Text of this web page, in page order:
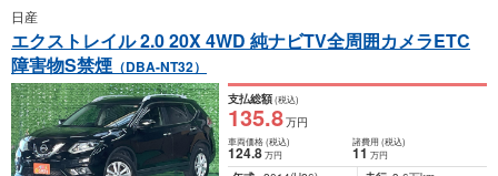
日産
エクストレイル 2.0 20X 4WD 純ナビTV全周囲カメラETC
障害物S禁煙 （DBA-NT32）
支払総額(税込)
135.8万円
車両価格(税込)
124.8万円
諸費用 (税込)
11 万円